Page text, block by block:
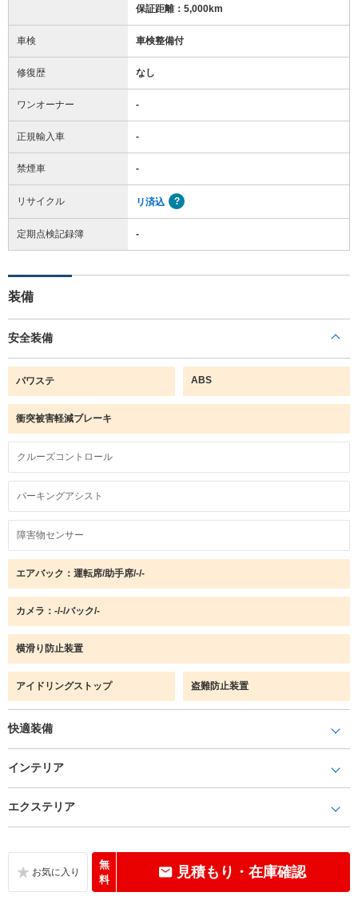
保証距離：5,000km
車検 車検整備付
修復歴 なし
ワンオーナー -
正規輸入車 -
禁煙車 -
リサイクル リ済込
定期点検記録簿 -
装備
安全装備
パワステ ABS
衝突被害軽減ブレーキ
クルーズコントロール
パーキングアシスト
障害物センサー
エアバック：運転席/助手席/-/-
カメラ：-/-/バック/-
横滑り防止装置
アイドリングストップ 盗難防止装置
快適装備
インテリア
エクステリア
無
料
見積もり・在庫確認